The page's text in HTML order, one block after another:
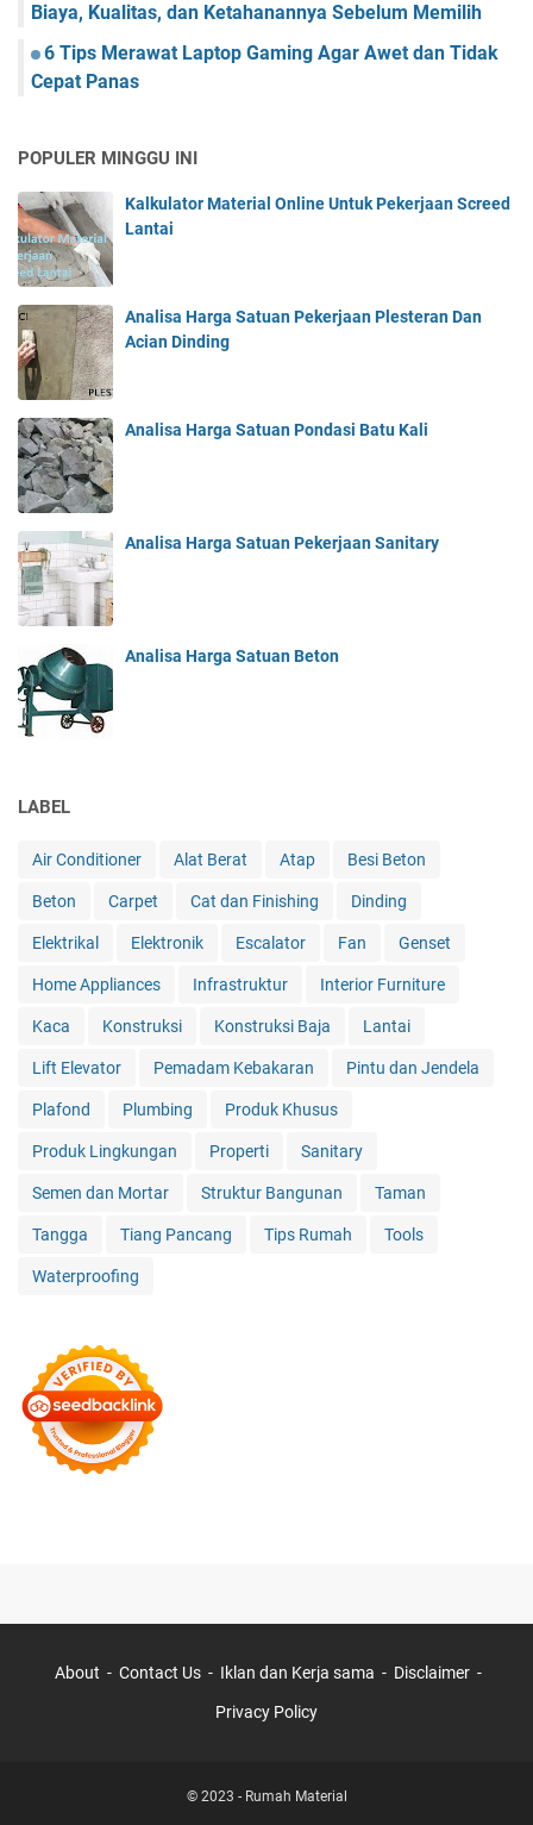
Biaya, Kualitas, dan Ketahanannya Sebelum Memilih
6 Tips Merawat Laptop Gaming Agar Awet dan Tidak
Cepat Panas
POPULER MINGGU INI
Kalkulator Material Online Untuk Pekerjaan Screed
Lantai
Analisa Harga Satuan Pekerjaan Plesteran Dan
Acian Dinding
Analisa Harga Satuan Pondasi Batu Kali
Analisa Harga Satuan Pekerjaan Sanitary
Analisa Harga Satuan Beton
LABEL
Air Conditioner Alat Berat Atap Besi Beton
Beton Carpet Cat dan Finishing Dinding
Elektrikal Elektronik Escalator Fan Genset
Home Appliances Infrastruktur Interior Furniture
Kaca Konstruksi Konstruksi Baja Lantai
Lift Elevator Pemadam Kebakaran Pintu dan Jendela
Plafond Plumbing Produk Khusus
Produk Lingkungan Properti Sanitary
Semen dan Mortar Struktur Bangunan Taman
Tangga Tiang Pancang Tips Rumah Tools
Waterproofing
About Contact Us Iklan dan Kerja sama Disclaimer
Privacy Policy
© 2023 - Rumah Material